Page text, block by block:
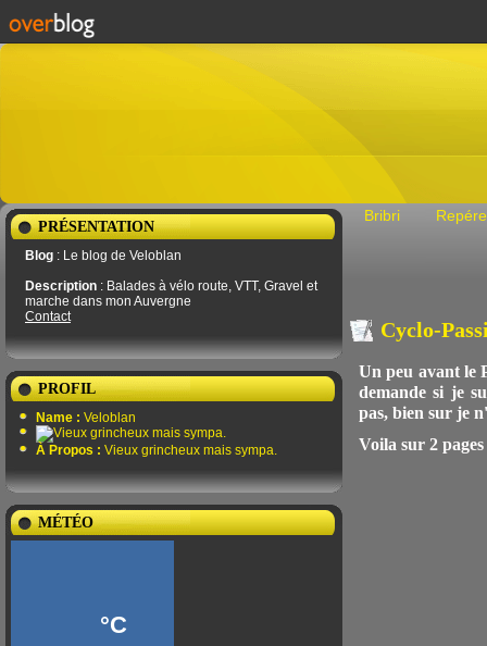
PRÉSENTATION
Blog : Le blog de Veloblan
Description : Balades à vélo route, VTT, Gravel et
marche dans mon Auvergne
Contact
PROFIL
Name : Veloblan
À Propos : Vieux grincheux mais sympa.
MÉTÉO
Bribri
Cyclo-
Un peu avant le
demande si je
pas, bien sur je
Voila sur 2